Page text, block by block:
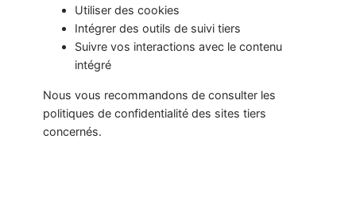
Utiliser des cookies
Intégrer des outils de suivi tiers
Suivre vos interactions avec le contenu
intégré
Nous vous recommandons de consulter les
politiques de confidentialité des sites tiers
concernés.